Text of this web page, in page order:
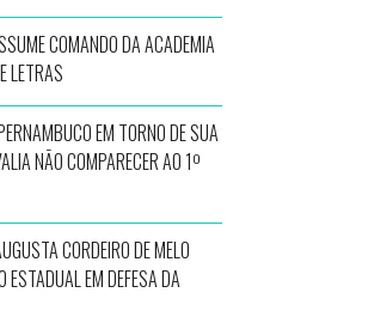
COMANDO DA ACADEMIA
LETRAS
EM TORNO DE SUA
NÃO COMPARECER AO 1º
CORDEIRO DE MELO
ESTADUAL EM DEFESA DA